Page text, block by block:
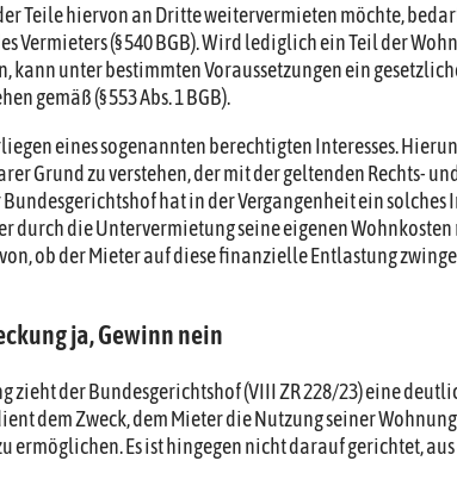
Teile hiervon an Dritte weitervermieten möchte,
Vermieters (§ 540 BGB). Wird lediglich ein Teil der
kann unter bestimmten Voraussetzungen ein
gemäß (§ 553 Abs. 1 BGB).
eines sogenannten berechtigten Interesses.
Grund zu verstehen, der mit der geltenden Rechts-
hat in der Vergangenheit ein solches
durch die Untervermietung seine eigenen
ob der Mieter auf diese finanzielle Entlastung
ja, Gewinn nein
zieht der Bundesgerichtshof (VIII ZR 228/23) eine
dem Zweck, dem Mieter die Nutzung seiner
ermöglichen. Es ist hingegen nicht darauf gerichtet,